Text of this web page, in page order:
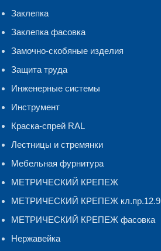
Заклепка
Заклепка фасовка
Замочно-скобяные изделия
Защита труда
Инженерные системы
Инструмент
Краска-спрей RAL
Лестницы и стремянки
Мебельная фурнитура
МЕТРИЧЕСКИЙ КРЕПЕЖ
МЕТРИЧЕСКИЙ КРЕПЕЖ кл.пр.12.9
МЕТРИЧЕСКИЙ КРЕПЕЖ фасовка
Нержавейка